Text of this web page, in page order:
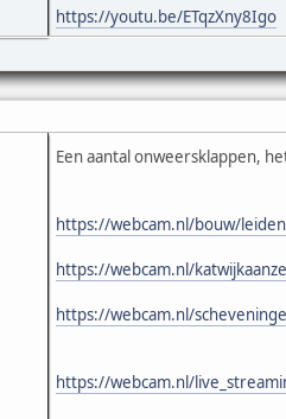
https://youtu.be/ETqzXny8Igo
Een aantal onweersklappen,
https://webcam.nl/bouw/
https://webcam.nl/
https://webcam.nl/
https://webcam.nl/